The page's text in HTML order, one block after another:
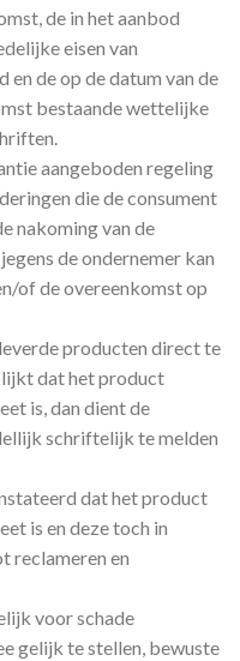
de in het aanbod
eisen van
de op de datum van de
bestaande wettelijke
aangeboden regeling
die de consument
nakoming van de
de ondernemer kan
of de overeenkomst op
producten direct te
dat het product
is, dan dient de
schriftelijk te melden
dat het product
is en deze toch in
reclameren en
voor schade
gelijk te stellen, bewuste